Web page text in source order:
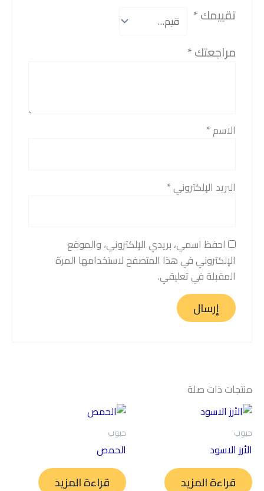
تقييمك*
مراجعتك*
الاسم*
البريد الإلكتروني*
احفظ اسمي، بريدي الإلكتروني، والموقع
الإلكتروني في هذا المتصفح لاستخدامها المرة
المقبلة في تعليقي.
منتجات ذات صلة
حبوب
الأرز الاسود
قراءة المزيد
حبوب
الحمص
قراءة المزيد